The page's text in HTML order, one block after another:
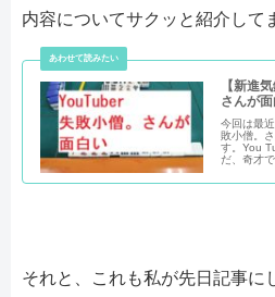
内容についてサクッと紹介して
【新進
さんが
今回は最
敗小僧。
す。You
だ、奇才で
それと、これも私が先日記事に